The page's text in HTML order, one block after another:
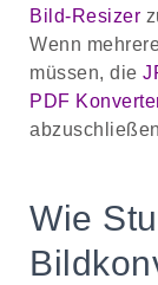
Bild-Resizer
Wenn
müssen, die
PDF
Wie